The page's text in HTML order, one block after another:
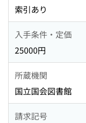
索引あり
入手条件・定価
25000円
所蔵機関
国立国会図書館
請求記号